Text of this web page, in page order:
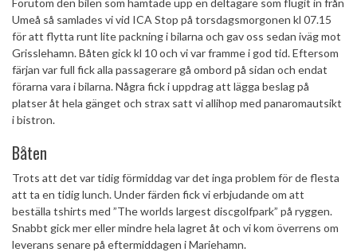
Förutom den bilen som hämtade upp en deltagare som flugit in från
Umeå så samlades vi vid ICA Stop på torsdagsmorgonen kl 07.15
för att flytta runt lite packning i bilarna och gav oss sedan iväg mot
Grisslehamn. Båten gick kl 10 och vi var framme i god tid. Eftersom
färjan var full fick alla passagerare gå ombord på sidan och endat
förarna vara i bilarna. Några fick i uppdrag att lägga beslag på
platser åt hela gänget och strax satt vi allihop med panaromautsikt
i bistron.
Båten
Trots att det var tidig förmiddag var det inga problem för de flesta
att ta en tidig lunch. Under färden fick vi erbjudande om att
beställa tshirts med ”The worlds largest discgolfpark” på ryggen.
Snabbt gick mer eller mindre hela lagret åt och vi kom överrens om
leverans senare på eftermiddagen i Mariehamn.